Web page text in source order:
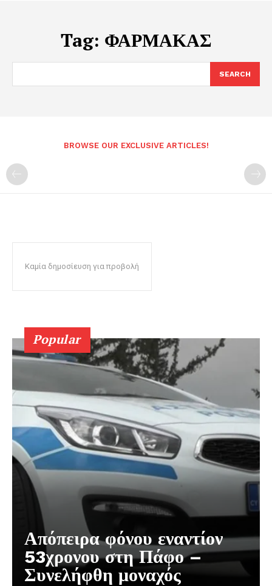
Tag: ΦΑΡΜΑΚΑΣ
SEARCH
BROWSE OUR EXCLUSIVE ARTICLES!
Καμία δημοσίευση για προβολή
Popular
Απόπειρα φόνου εναντίον
53χρονου στη Πάφο –
Συνελήφθη μοναχός